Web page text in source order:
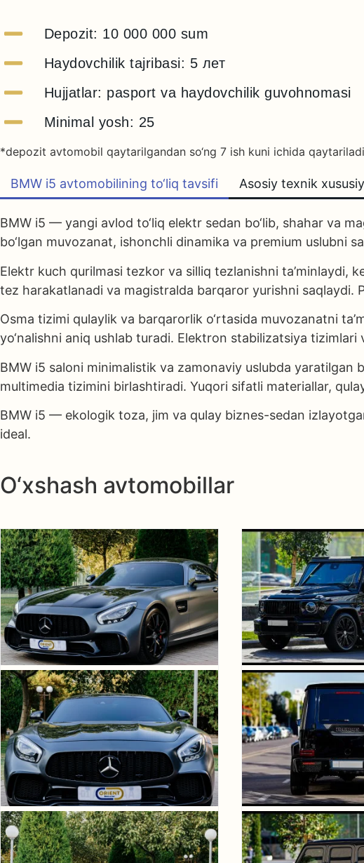
Depozit: 10 000 000 sum
Haydovchilik tajribasi: 5 лет
Hujjatlar: pasport va haydovchilik guvohnomasi
Minimal yosh: 25
*depozit avtomobil qaytarilgandan so‘ng 7 ish kuni ichida
BMW i5 avtomobilining to‘liq tavsifi Asosiy texnik
BMW i5 — yangi avlod to‘liq elektr sedan bo‘lib, shahar va
bo‘lgan muvozanat, ishonchli dinamika va premium uslubni
Elektr kuch qurilmasi tezkor va silliq tezlanishni ta’minlaydi,
tez harakatlanadi va magistralda barqaror yurishni saqlaydi.
Osma tizimi qulaylik va barqarorlik o‘rtasida muvozanatni
yo‘nalishni aniq ushlab turadi. Elektron stabilizatsiya
BMW i5 saloni minimalistik va zamonaviy uslubda yaratilgan
multimedia tizimini birlashtiradi. Yuqori sifatli materiallar,
BMW i5 — ekologik toza, jim va qulay biznes-sedan
ideal.
O‘xshash avtomobillar